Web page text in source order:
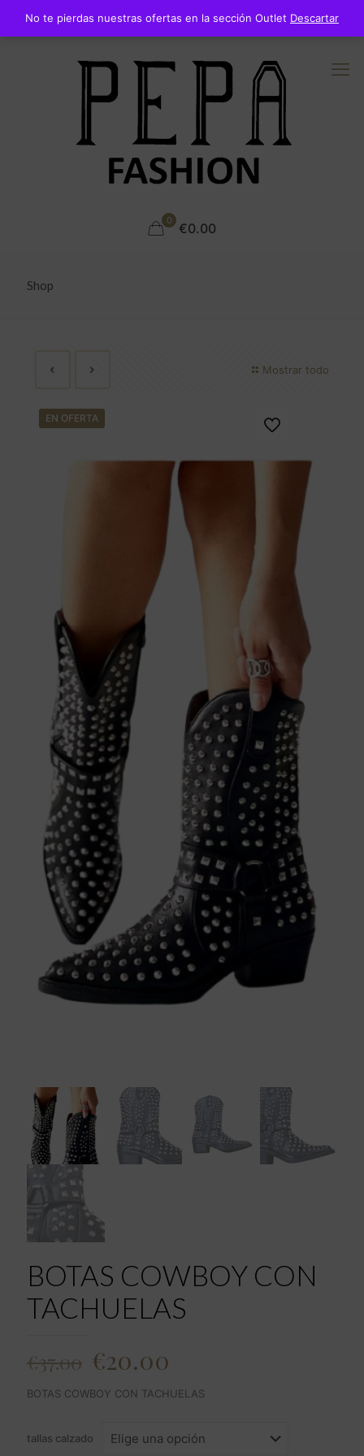
0 €0.00
Shop
Mostrar todo
EN OFERTA
BOTAS COWBOY CON
TACHUELAS
€37.00 El
precio
original
era:
€20.00
precio
actual
es:
BOTAS COWBOY CON TACHUELAS
tallas calzado
No te pierdas nuestras ofertas en la sección Outlet Descartar